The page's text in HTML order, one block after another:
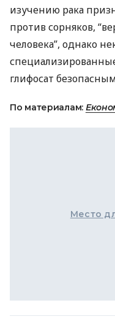
изучению рака
против сорняков,
человека”, однако
глифосат
По материалам:
Место